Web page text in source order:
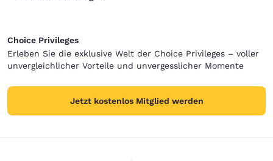
Choice Privileges
Erleben Sie die exklusive Welt der Choice Privileges – voller
unvergleichlicher Vorteile und unvergesslicher Momente
Jetzt kostenlos Mitglied werden